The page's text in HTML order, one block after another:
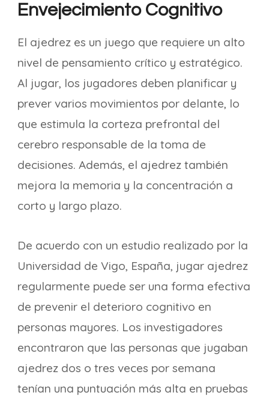
Envejecimiento Cognitivo
El ajedrez es un juego que requiere un alto
nivel de pensamiento crítico y estratégico.
Al jugar, los jugadores deben planificar y
prever varios movimientos por delante, lo
que estimula la corteza prefrontal del
cerebro responsable de la toma de
decisiones. Además, el ajedrez también
mejora la memoria y la concentración a
corto y largo plazo.
De acuerdo con un estudio realizado por la
Universidad de Vigo, España, jugar ajedrez
regularmente puede ser una forma efectiva
de prevenir el deterioro cognitivo en
personas mayores. Los investigadores
encontraron que las personas que jugaban
ajedrez dos o tres veces por semana
tenían una puntuación más alta en pruebas